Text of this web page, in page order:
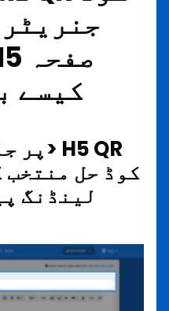
کیسے
کوڈ حل
لینڈنگ